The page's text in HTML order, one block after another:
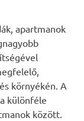
apartmanok
környékén. A
különféle
között.